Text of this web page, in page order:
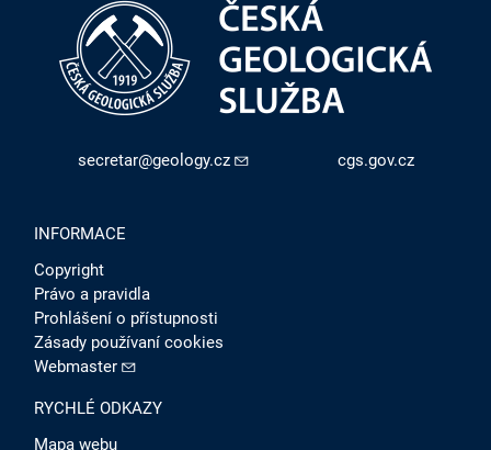
secretar@geology.cz cgs.gov.cz
INFORMACE
Copyright
Právo a pravidla
Prohlášení o přístupnosti
Zásady používaní cookies
Webmaster
RYCHLÉ ODKAZY
Mapa webu